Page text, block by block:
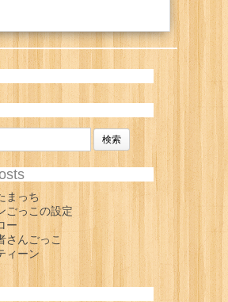
まっち
ごっこの設定
ー
さんごっこ
ィーン